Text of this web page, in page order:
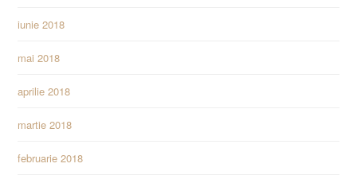
iunie 2018
mai 2018
aprilie 2018
martie 2018
februarie 2018